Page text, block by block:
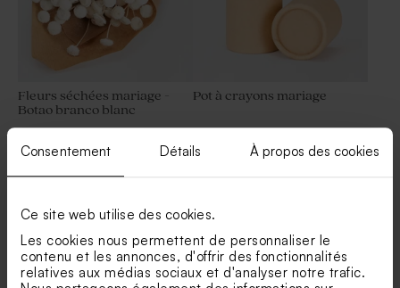
Consentement Détails À propos des cookies
Ce site web utilise des cookies.
Les cookies nous permettent de personnaliser le
contenu et les annonces, d'offrir des fonctionnalités
relatives aux médias sociaux et d'analyser notre trafic.
Fleurs séchées mariage -
Botao branco blanc
Pot à crayons mariage
Voir +